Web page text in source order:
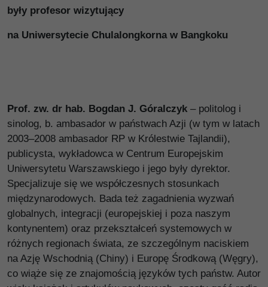
były profesor wizytujący
na Uniwersytecie Chulalongkorna w Bangkoku
Prof. zw. dr hab. Bogdan J. Góralczyk – politolog i
sinolog, b. ambasador w państwach Azji (w tym w latach
2003–2008 ambasador RP w Królestwie Tajlandii),
publicysta, wykładowca w Centrum Europejskim
Uniwersytetu Warszawskiego i jego były dyrektor.
Specjalizuje się we współczesnych stosunkach
międzynarodowych. Bada też zagadnienia wyzwań
globalnych, integracji (europejskiej i poza naszym
kontynentem) oraz przekształceń systemowych w
różnych regionach świata, ze szczególnym naciskiem
na Azję Wschodnią (Chiny) i Europę Środkową (Węgry),
co wiąże się ze znajomością języków tych państw. Autor